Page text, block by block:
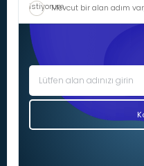
istiyorum.Mevcut bir alan adım
sunucularını(nameserver)